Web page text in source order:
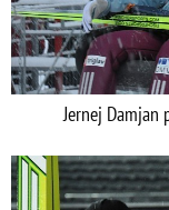
Jernej